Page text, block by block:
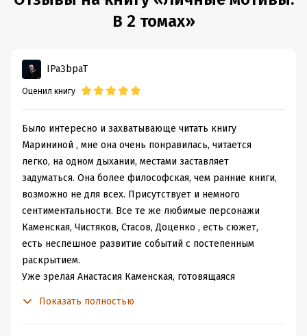
Год издания: 2011
9785699468775В 2 томах»
IPa3bpaT
Оценил книгу
Было интересно и захватывающе читать книгу
Марининой , мне она очень понравилась, читается
легко, на одном дыхании, местами заставляет
задуматься. Она более философская, чем ранние книги,
возможно не для всех. Присутствует и немного
сентиментальности. Все те же любимые персонажи
Каменская, Чистяков, Стасов, Доценко , есть сюжет,
есть неспешное развитие событий с постепенным
раскрытием.
Уже зрелая Анастасия Каменская, готовящаяся
Показать полностью